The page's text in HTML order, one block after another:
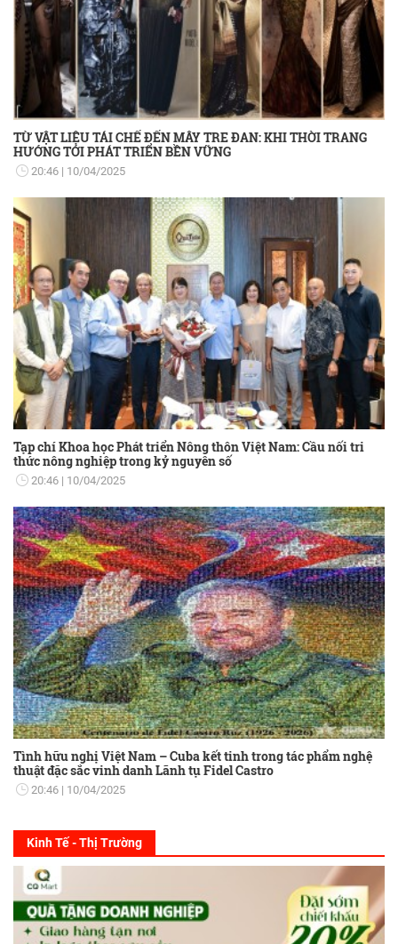
TỪ VẬT LIỆU TÁI CHẾ ĐẾN MÂY TRE ĐAN: KHI THỜI TRANG
HƯỚNG TỚI PHÁT TRIỂN BỀN VỮNG
20:46 10/04/2025
Tạp chí Khoa học Phát triển Nông thôn Việt Nam: Cầu nối tri
thức nông nghiệp trong kỷ nguyên số
20:46 10/04/2025
Tình hữu nghị Việt Nam – Cuba kết tinh trong tác phẩm nghệ
thuật đặc sắc vinh danh Lãnh tụ Fidel Castro
20:46 10/04/2025
Kinh Tế - Thị Trường